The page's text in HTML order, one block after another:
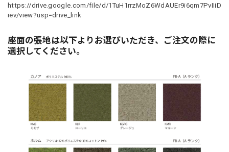
https://drive.google.com/file/d/1TuH1rrzMoZ6WdAUEr9i6qm7PvIIiD
iev/view?usp=drive_link
座面の張地は以下よりお選びいただき、ご注文の際に
選択してください。